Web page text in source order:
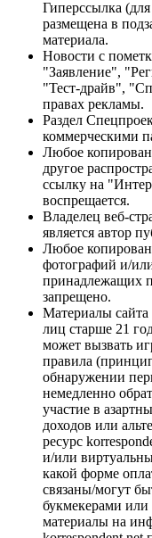
Гиперссылка
размещена в
материала.
Новости с
"Заявление",
"Тест-драйв",
правах рекламы.
Раздел
коммерческими
Любое
другое
ссылку на
воспрещается.
Владелец веб-
является автор
Любое
фотографий и/
принадлежащих
запрещено.
Материалы сайта
лиц старше 21
может вызвать
правила
обнаружении
немедленно
участие в
доходов или
ресурс
и/или
какой форме
связаны/могут
букмекерами или
материалы на